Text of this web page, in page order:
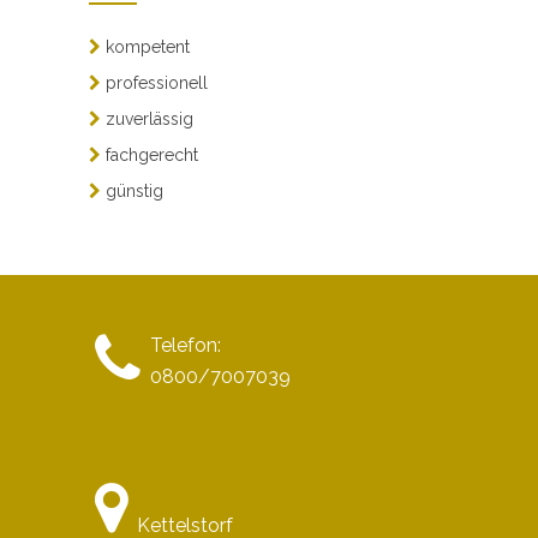
kompetent
professionell
zuverlässig
fachgerecht
günstig
Telefon:
0800/7007039
Kettelstorf